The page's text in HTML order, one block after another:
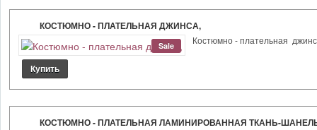
КОСТЮМНО - ПЛАТЕЛЬНАЯ ДЖИНСА,
Sale Костюмно - плательная
КОСТЮМНО - ПЛАТЕЛЬНАЯ ЛАМИНИРОВАННАЯ ТКАНЬ-